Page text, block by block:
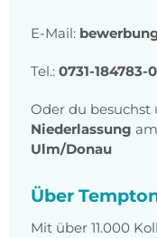
E-Mail:
Tel.: 0731-184783-0
Oder du besuchst
Niederlassung am
Ulm/Donau
Über
Mit über 11.000